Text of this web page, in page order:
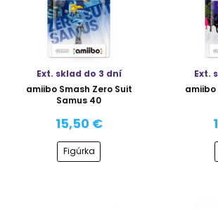
Ext. sklad do 3 dní
amiibo Smash Zero Suit
Samus 40
15,50 €
Figúrka
Ext.